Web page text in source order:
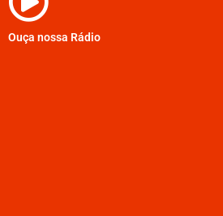
Ouça nossa Rádio